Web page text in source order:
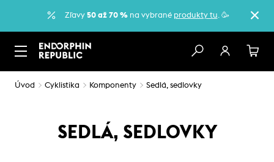
Zľavy 50 až 70 %na vybrané produkty tu. 🥳
Úvod Cyklistika Komponenty Sedlá, sedlovky
SEDLÁ, SEDLOVKY